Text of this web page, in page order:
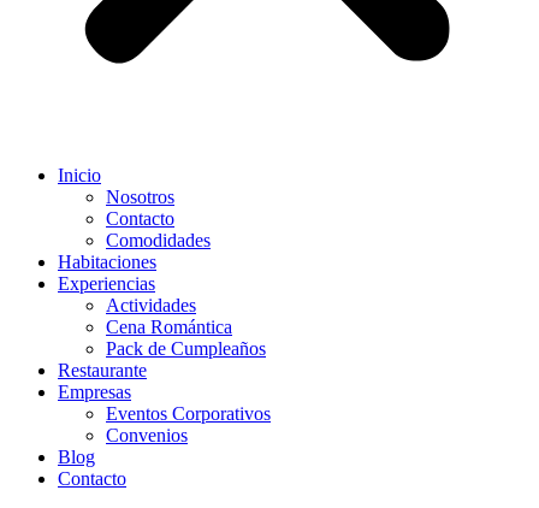
Inicio
Nosotros
Contacto
Comodidades
Habitaciones
Experiencias
Actividades
Cena Romántica
Pack de Cumpleaños
Restaurante
Empresas
Eventos Corporativos
Convenios
Blog
Contacto